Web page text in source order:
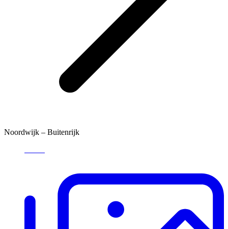
Noordwijk – Buitenrijk